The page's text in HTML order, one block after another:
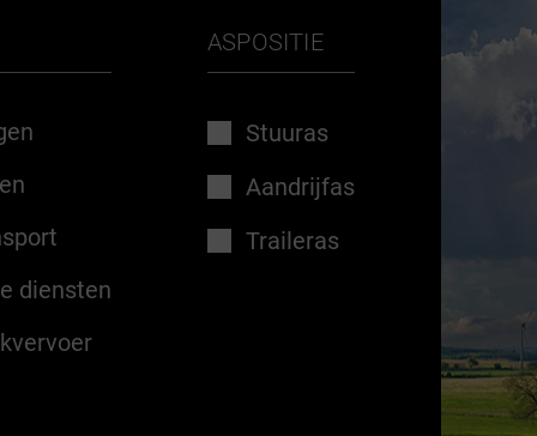
diensten
ASPOSITIE
Stuuras
Aandrijfas
Traileras